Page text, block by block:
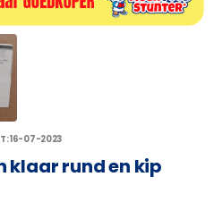
16-07-2023
klaar rund en kip